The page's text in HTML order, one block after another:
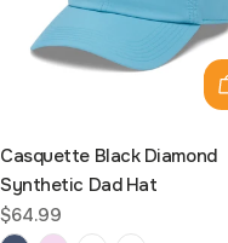
ICasquette Black Diamond
Synthetic Dad Hat
Prix
$64.99